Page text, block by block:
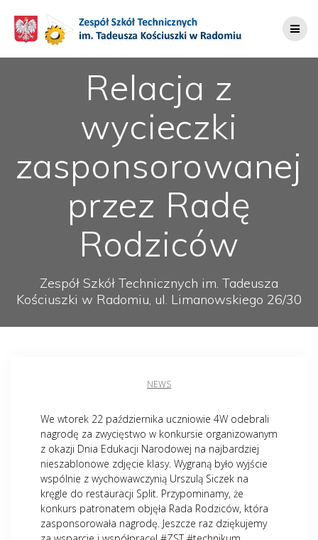
do
treści
Relacja z
wycieczki
zasponsorowanej
przez Radę
Rodziców
Zespół Szkół Technicznych im. Tadeusza
Kościuszki w Radomiu, ul. Limanowskiego 26/30
NEWS
We wtorek 22 października uczniowie 4W odebrali
nagrodę za zwycięstwo w konkursie organizowanym
z okazji Dnia Edukacji Narodowej na najbardziej
nieszablonowe zdjęcie klasy. Wygraną było wyjście
wspólnie z wychowawczynią Urszulą Siczek na
kręgle do restauracji Split. Przypominamy, że
konkurs patronatem objęła Rada Rodziców, która
zasponsorowała nagrodę. Jeszcze raz dziękujemy